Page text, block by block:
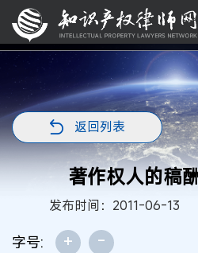
返回列表
著作权人的稿
发布时间：2011-06-13
字号: + -